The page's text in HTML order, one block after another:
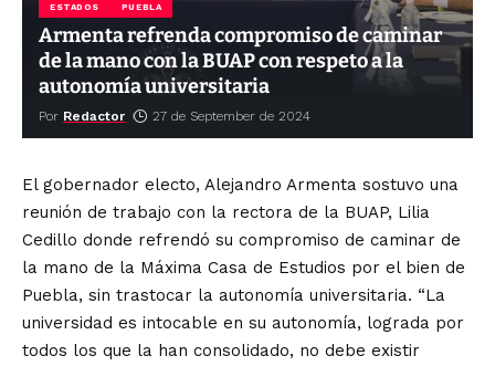
ESTADOS PUEBLA
Armenta refrenda compromiso de caminar
de la mano con la BUAP con respeto a la
autonomía universitaria
Por Redactor 27 de September de 2024
El gobernador electo, Alejandro Armenta sostuvo una
reunión de trabajo con la rectora de la BUAP, Lilia
Cedillo donde refrendó su compromiso de caminar de
la mano de la Máxima Casa de Estudios por el bien de
Puebla, sin trastocar la autonomía universitaria. “La
universidad es intocable en su autonomía, lograda por
todos los que la han consolidado, no debe existir